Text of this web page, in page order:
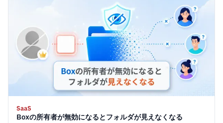
SaaS
Boxの所有者が無効になるとフォルダが見えなくなる